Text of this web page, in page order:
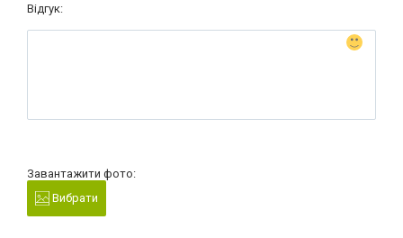
Відгук:
Завантажити фото:
Вибрати